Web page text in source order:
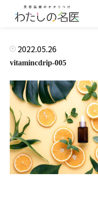
2022.05.26
vitamincdrip-005